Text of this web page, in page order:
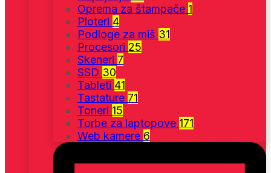
Oprema za štampače 1
Ploteri 4
Podloge za miš 31
Procesori 25
Skeneri 7
SSD 30
Tableti 41
Tastature 71
Toneri 15
Torbe za laptopove 171
Web kamere 6